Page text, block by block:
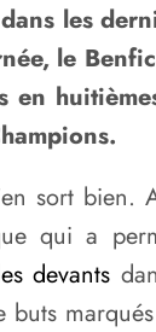
les
le
en
sort bien.
qui a
devants